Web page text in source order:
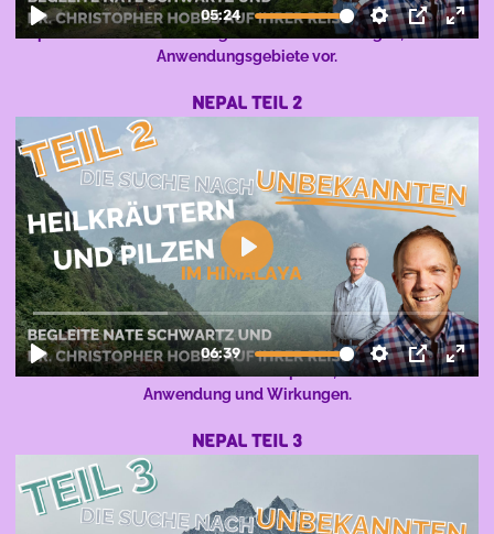
Nate berichtet aus Nepal und stellt seine Expedition, die
Expeditionsleiter und erste grandiose Entdeckungen, inklusive
Anwendungsgebiete vor.
NEPAL TEIL 2
Die Experten der Forschungsreise durch Nepal berichten von
der Kiefer und verschiedenen Heilpilzen, inklusive deren
Anwendung und Wirkungen.
NEPAL TEIL 3